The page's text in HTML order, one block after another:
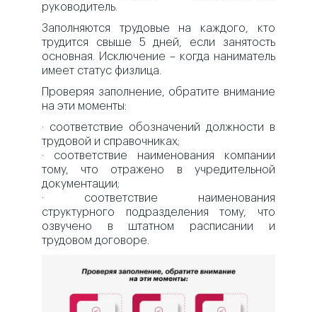
руководитель.
Заполняются трудовые на каждого, кто
трудится свыше 5 дней, если занятость
основная. Исключение – когда наниматель
имеет статус физлица.
Проверяя заполнение, обратите внимание
на эти моменты:
· соответствие обозначений должности в
трудовой и справочниках;
· соответствие наименования компании
тому, что отражено в учредительной
документации;
· соответствие наименования
структурного подразделения тому, что
озвучено в штатном расписании и
трудовом договоре.